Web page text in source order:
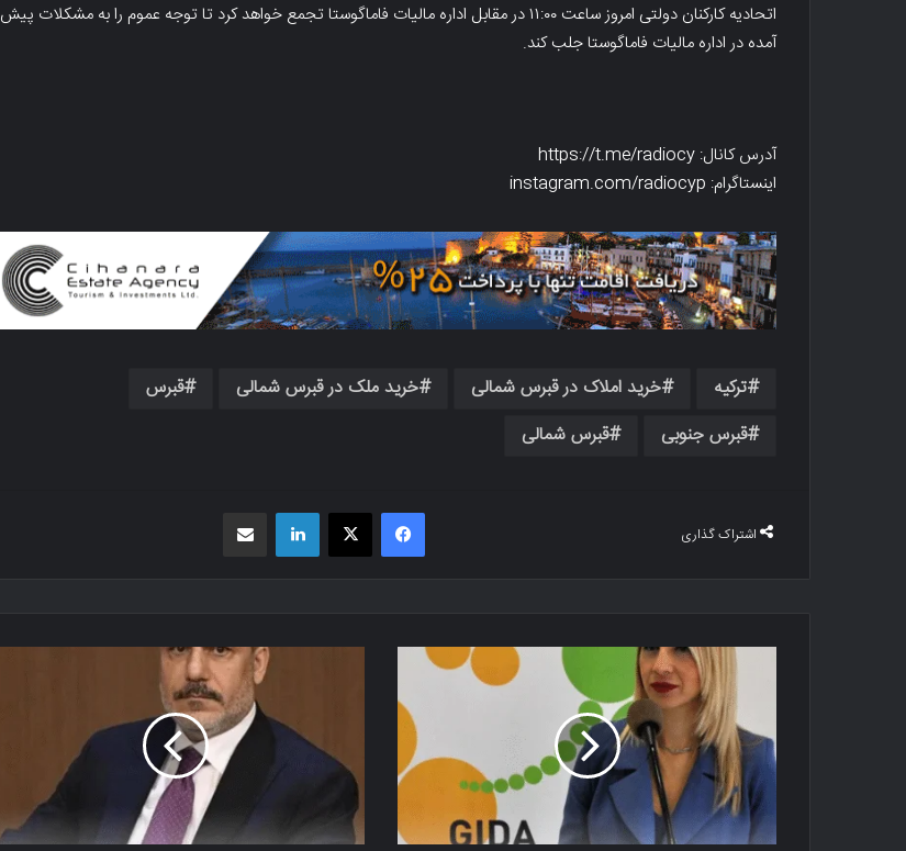
اتحادیه کارکنان دولتی امروز ساعت ۱۱:۰۰ در مقابل اداره مالیات فاماگوستا تجمع خواهد کرد تا توجه عموم را به مشکلات پیش
آمده در اداره مالیات فاماگوستا جلب کند.
آدرس کانال: https://t.me/radiocy
اینستاگرام: instagram.com/radiocyp
ترکیه خرید املاک در قبرس شمالی خرید ملک در قبرس شمالی
قبرس
قبرس جنوبی
قبرس شمالی
اشتراک گذاری
فیسبوک X